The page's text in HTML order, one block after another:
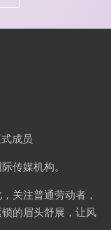
成员
传媒机构。
关注普通劳动者，
的眉头舒展，让风